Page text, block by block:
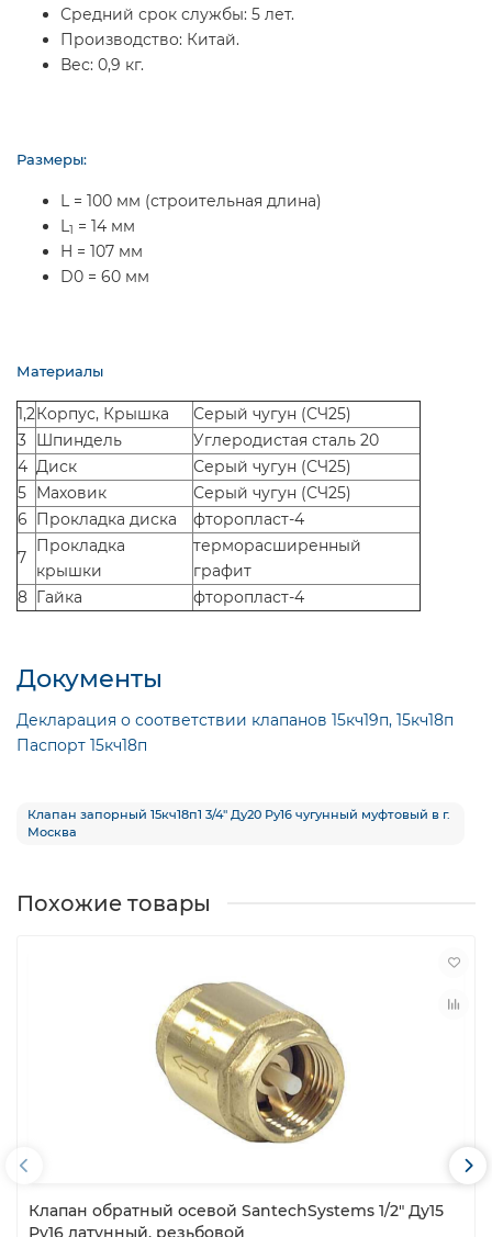
Средний срок службы: 5 лет.
Производство: Китай.
Вес: 0,9 кг.
Размеры:
L = 100 мм (строительная длина)
L1 = 14 мм
H = 107 мм
D0 = 60 мм
Материалы
1,2Корпус, Крышка
Серый чугун (СЧ25)
3 Шпиндель
Углеродистая сталь 20
4 Диск
Серый чугун (СЧ25)
5 Маховик
Серый чугун (СЧ25)
6 Прокладка диска
фторопласт-4
7
Прокладка
крышки
терморасширенный
графит
8 Гайка фторопласт-4
Документы
Декларация о соответствии клапанов 15кч19п, 15кч18п
Паспорт 15кч18п
Клапан запорный 15кч18п1 3/4″ Ду20 Ру16 чугунный муфтовый в г.
Москва
Похожие товары
Клапан обратный осевой SantechSystems 1/2″ Ду15
Ру16 латунный, резьбовой